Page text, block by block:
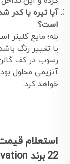
آیا تیره یا کدر
است؟
بله؛ مایع کلینر
یا تغییر رنگ
رسوب در کف
آنزیمی محلول
خواهد کرد.
22 برند Labnovation